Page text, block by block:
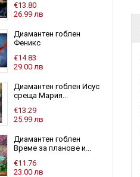
€13.80
26.99 лв
Диамантен гоблен
Феникс
€14.83
29.00 лв
Диамантен гоблен Исус
среща Мария...
€13.29
25.99 лв
Диамантен гоблен
Време за планове и...
€11.76
23.00 лв